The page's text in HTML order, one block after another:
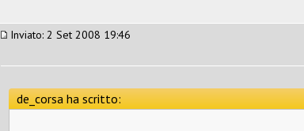
Inviato: 2 Set 2008 19:46
de_corsa ha scritto: